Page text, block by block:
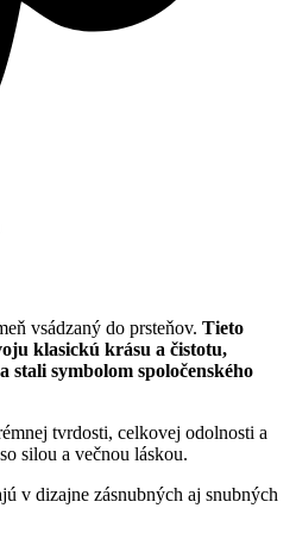
vsádzaný do prsteňov. Tieto
klasickú krásu a čistotu,
stali symbolom spoločenského
tvrdosti, celkovej odolnosti a
silou a večnou láskou.
v dizajne zásnubných aj snubných